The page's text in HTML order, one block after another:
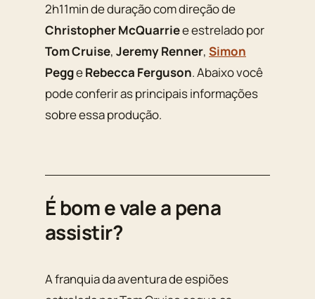
2h11min de duração com direção de
Christopher McQuarriee estrelado por
Tom Cruise, Jeremy Renner, Simon
PeggeRebecca Ferguson. Abaixo você
pode conferir as principais informações
sobre essa produção.
É bom e vale a pena
assistir?
A franquia da aventura de espiões